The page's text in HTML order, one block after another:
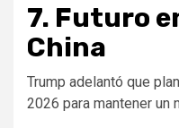
7. Futuro
China
Trump adelantó que
2026 para mantener un